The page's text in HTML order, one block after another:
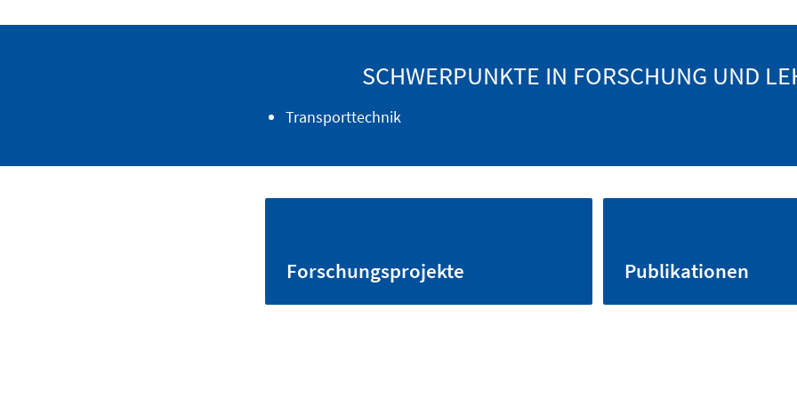
SCHWERPUNKTE IN FORSCHUNG UND
Transporttechnik
Forschungsprojekte Publikationen